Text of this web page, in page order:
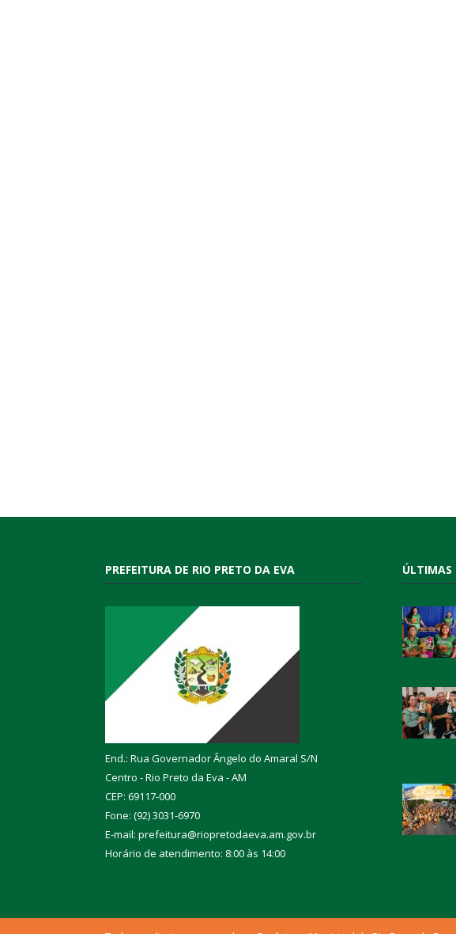
PREFEITURA DE RIO PRETO DA EVA
End.: Rua Governador Ângelo do Amaral S/N
Centro - Rio Preto da Eva - AM
CEP: 69117-000
Fone: (92) 3031-6970
E-mail: prefeitura@riopretodaeva.am.gov.br
Horário de atendimento: 8:00 às 14:00
ÚLTIMAS